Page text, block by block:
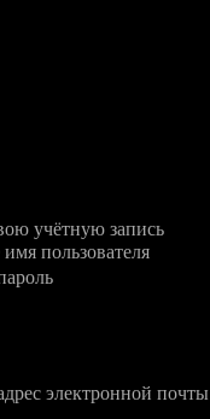
учётную запись
пользователя
электронной почты